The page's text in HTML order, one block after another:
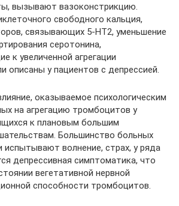
вызывают вазоконстрикцию.
свободного кальция,
связывающих 5-НТ2, уменьшение
серотонина,
к увеличенной агрегации
описаны у пациентов с депрессией.
оказываемое психологическим
на агрегацию тромбоцитов у
к плановым большим
Большинство больных
испытывают волнение, страх, у ряда
депрессивная симптоматика, что
вегетативной нервной
способности тромбоцитов.